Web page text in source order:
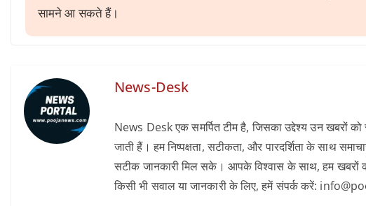
सामने आ सकते हैं।
News-Desk
News Desk एक समर्पित टीम है, जिसका उद्देश्य उन खबरों
जाती हैं। हम निष्पक्षता, सटीकता, और पारदर्शिता के साथ
सटीक जानकारी मिल सके। आपके विश्वास के साथ, हम खबरों
किसी भी सवाल या जानकारी के लिए, हमें संपर्क करें: